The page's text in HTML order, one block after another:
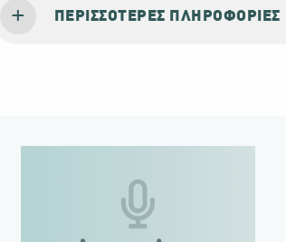
ΠΕΡΙΣΣΌΤΕΡΕΣ ΠΛΗΡΟΦΟΡΊΕΣ